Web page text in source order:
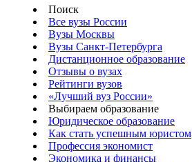
Поиск
Все вузы России
Вузы Москвы
Вузы Санкт-Петербурга
Дистанционное образование
Отзывы о вузах
Рейтинги вузов
«Лучший вуз России»
Выбираем образование
Юридическое образование
Как стать успешным юристом
Профессия экономист
Экономика и финансы